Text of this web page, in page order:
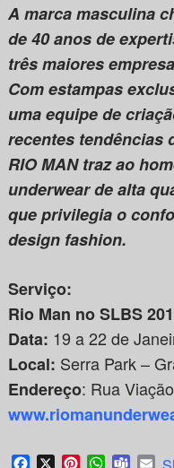
A marca masculina
de 40 anos de
três maiores
Com estampas
uma equipe de
recentes tendências
RIO MAN traz ao
underwear de alta
que privilegia o
design fashion.
Serviço:
Rio Man no SLBS
Data: 19 a 22 de
Local: Serra Park –
Endereço: Rua
Facebook
X PinterestWhatsApp
Teams